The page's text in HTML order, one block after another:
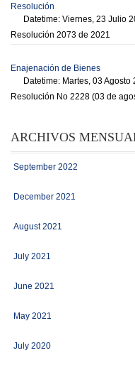
Resolución
Datetime: Viernes, 23 Julio
Resolución 2073 de 2021
Enajenación de Bienes
Datetime: Martes, 03 Agosto
Resolución No 2228 (03 de
ARCHIVOS
September 2022
December 2021
August 2021
July 2021
June 2021
May 2021
July 2020